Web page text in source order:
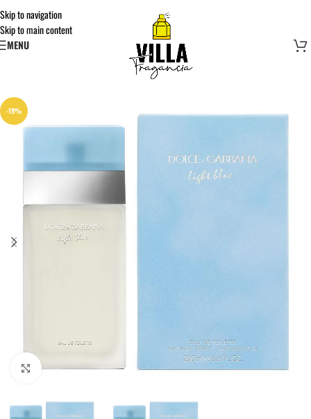
Skip to navigation
Skip to main content
MENU
-19%
Click to enlarge